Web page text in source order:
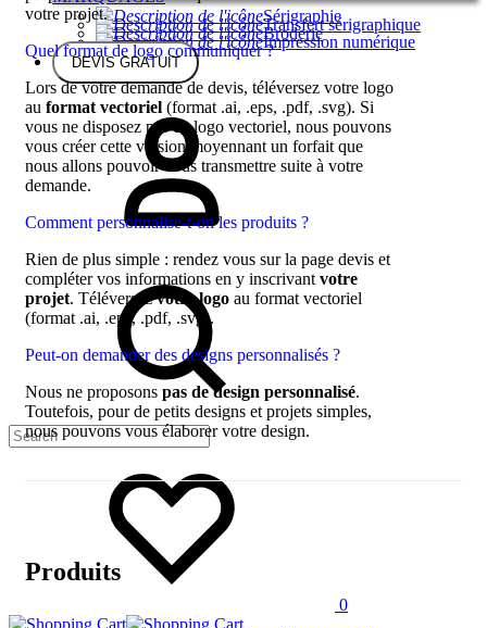
Sérigraphie
Transfert sérigraphique
Broderie
Impression numérique
DEVIS GRATUIT
0
votre projet.
Quel format de logo communiquer ?
Lors de votre demande de devis, téléversez votre logo
au format vectoriel (format .ai, .eps, .pdf, .svg). Si
vous ne disposez pas de logo vectoriel, nous pouvons
vous créer cette version moyennant un forfait que
nous allons pouvoir vous transmettre suite à votre
demande.
Comment personnalise-t-on les produits ?
Rien de plus simple : rendez vous sur la page devis et
compléter vos informations en y inscrivant votre
projet. Téléversezvotre logo au format vectoriel
(format .ai, .eps, .pdf, .svg).
Peut-on demander des designs personnalisés ?
Nous ne proposons pas de design personnalisé.
Toutefois, pour de petits designs et projets simples,
nous pouvons vous élaborer votre design.
Produits